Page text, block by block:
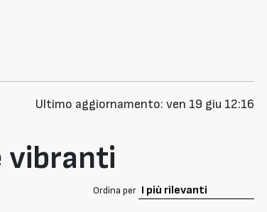
Ultimo aggiornamento: ven 19 giu 12:16
vibranti
Ordina per